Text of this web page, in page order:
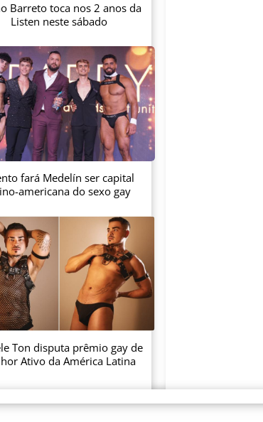
Barreto toca nos 2 anos da
Listen neste sábado
fará Medelín ser capital
americana do sexo gay
Ton disputa prêmio gay de
Ativo da América Latina